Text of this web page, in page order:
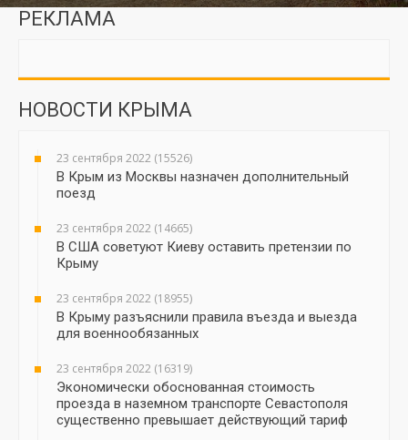
РЕКЛАМА
НОВОСТИ КРЫМА
23 сентября 2022 (15526)
В Крым из Москвы назначен дополнительный
поезд
23 сентября 2022 (14665)
В США советуют Киеву оставить претензии по
Крыму
23 сентября 2022 (18955)
В Крыму разъяснили правила въезда и выезда
для военнообязанных
23 сентября 2022 (16319)
Экономически обоснованная стоимость
проезда в наземном транспорте Севастополя
существенно превышает действующий тариф